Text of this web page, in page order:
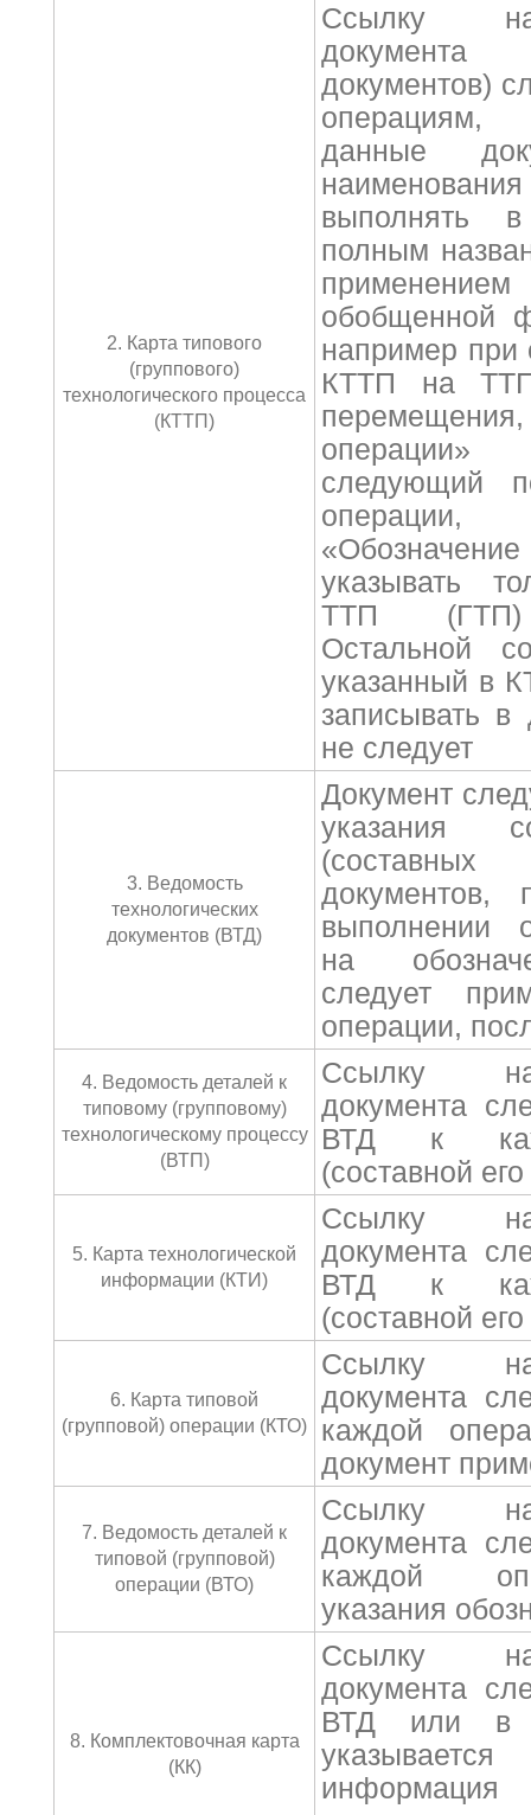
2. Карта типового
(группового)
технологического процесса
(КТТП)
Ссылку
документов)
данные
выполнять
полным
обобщенной
например
КТТП на
следующий
указывать
ТТП (ГТП)
Остальной
указанный в
записывать в
не следует
3. Ведомость
технологических
документов (ВТД)
Документ
указания
документов,
выполнении
на
следует
операции,
4. Ведомость деталей к
типовому (групповому)
технологическому процессу
(ВТП)
Ссылку
документа
ВТД к
(составной
5. Карта технологической
информации (КТИ)
Ссылку
документа
ВТД к
(составной
6. Карта типовой
(групповой) операции (КТО)
Ссылку
документа
каждой
документ
7. Ведомость деталей к
типовой (групповой)
операции (ВТО)
Ссылку
документа
каждой
указания
8. Комплектовочная карта
(КК)
Ссылку
документа
ВТД или в